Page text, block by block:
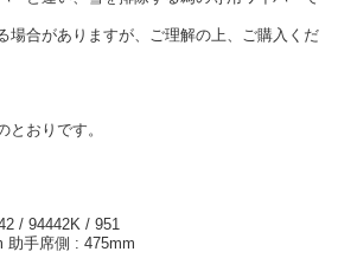
場合がありますが、ご理解の上、ご購入くだ
とおりです。
/ 94442K / 951
助手席側 : 475mm